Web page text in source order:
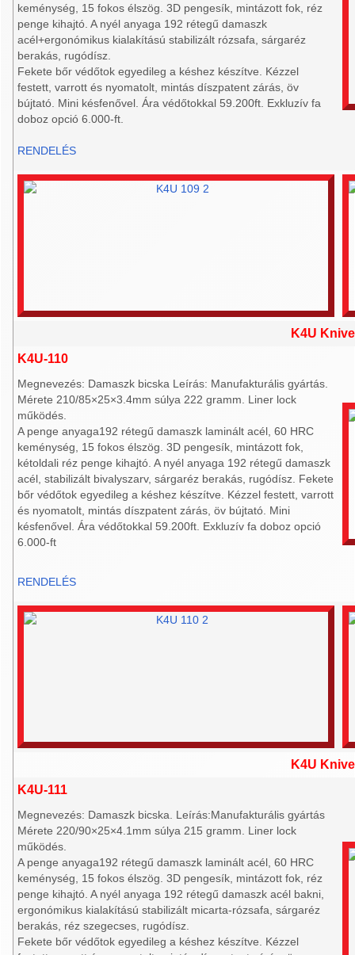
keménység, 15 fokos élszög. 3D pengesík, mintázott fok, réz
penge kihajtó. A nyél anyaga 192 rétegű damaszk
acél+ergonómikus kialakítású stabilizált rózsafa, sárgaréz
berakás, rugódísz.
Fekete bőr védőtok egyedileg a késhez készítve. Kézzel
festett, varrott és nyomatolt, mintás díszpatent zárás, öv
bújtató. Mini késfenővel. Ára védőtokkal 59.200ft. Exkluzív fa
doboz opció 6.000-ft.
RENDELÉS
K4U
K4U-110
Megnevezés: Damaszk bicska Leírás: Manufakturális gyártás.
Mérete 210/85×25×3.4mm súlya 222 gramm. Liner lock
működés.
A penge anyaga192 rétegű damaszk laminált acél, 60 HRC
keménység, 15 fokos élszög. 3D pengesík, mintázott fok,
kétoldali réz penge kihajtó. A nyél anyaga 192 rétegű damaszk
acél, stabilizált bivalyszarv, sárgaréz berakás, rugódísz. Fekete
bőr védőtok egyedileg a késhez készítve. Kézzel festett, varrott
és nyomatolt, mintás díszpatent zárás, öv bújtató. Mini
késfenővel. Ára védőtokkal 59.200ft. Exkluzív fa doboz opció
6.000-ft
RENDELÉS
K4U
K4U-111
Megnevezés: Damaszk bicska. Leírás:Manufakturális gyártás
Mérete 220/90×25×4.1mm súlya 215 gramm. Liner lock
működés.
A penge anyaga192 rétegű damaszk laminált acél, 60 HRC
keménység, 15 fokos élszög. 3D pengesík, mintázott fok, réz
penge kihajtó. A nyél anyaga 192 rétegű damaszk acél bakni,
ergonómikus kialakítású stabilizált micarta-rózsafa, sárgaréz
berakás, réz szegecses, rugódísz.
Fekete bőr védőtok egyedileg a késhez készítve. Kézzel